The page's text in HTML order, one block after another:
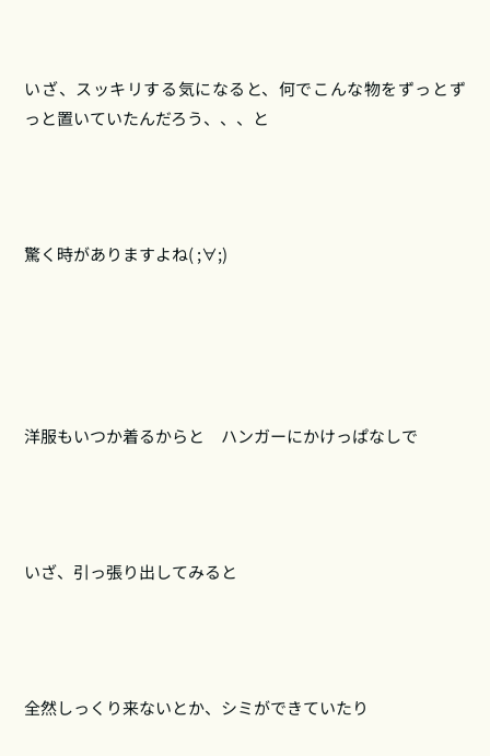
いざ、スッキリする気になると、何でこんな物をずっとず
っと置いていたんだろう、、、と
驚く時がありますよね( ;∀;)
洋服もいつか着るからと ハンガーにかけっぱなしで
いざ、引っ張り出してみると
全然しっくり来ないとか、シミができていたり